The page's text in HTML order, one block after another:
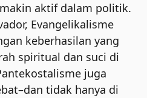
aktif dalam politik.
Evangelikalisme
keberhasilan yang
spiritual dan suci di
juga
tidak hanya di